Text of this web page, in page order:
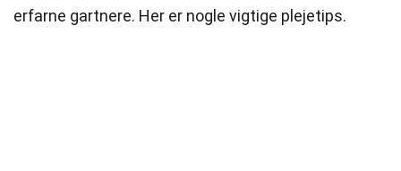
erfarne gartnere. Her er nogle vigtige plejetips.